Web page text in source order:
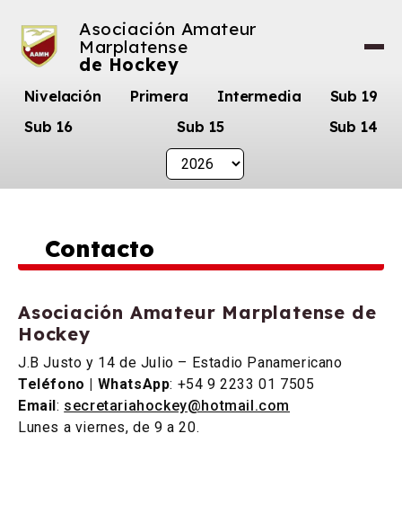
Asociación Amateur
Marplatense
de Hockey
Nivelación Primera Intermedia
Sub 19
Sub 16
Sub 15 Sub 14
Contacto
Asociación Amateur Marplatense de
Hockey
J.B Justo y 14 de Julio – Estadio Panamericano
Teléfono | WhatsApp: +54 9 2233 01 7505
Email: secretariahockey@hotmail.com
Lunes a viernes, de 9 a 20.